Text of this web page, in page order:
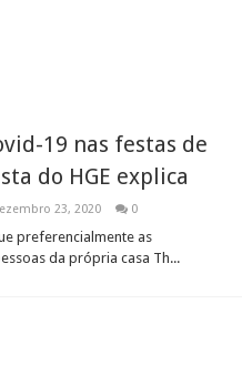
19 nas festas de
do HGE explica
23, 2020 0
preferencialmente as
da própria casa Th...